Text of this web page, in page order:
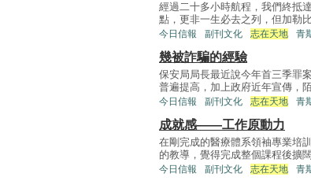
經過二十多小時航程，我們終抵
點，更非一生必去之列，但加勒
今日信報 副刊文化 志在天地 青
幾被詐騙的經驗
保安局局長最近說今年首三季罪
普遍提高，加上政府近年宣傳，
今日信報 副刊文化 志在天地 青
成就感——工作原動力
在剛完成的醫療體系領袖專業培
的教導，覺得完成整個課程後擴
今日信報 副刊文化 志在天地 青